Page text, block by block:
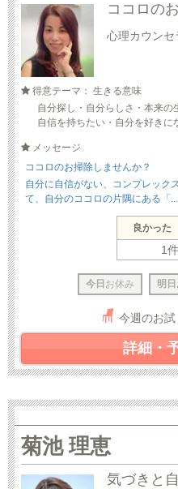
ココロの
心理カウンセ
得意テーマ： 生きる意味
自分探し・自分らしさ・本来の
自信を持ちたい・自分を好きに
メッセージ
ココロのお掃除しませんか？
自分に自信がない、コンプレック
て、自分のココロの片隅にある「...
良かった
1件
今日 お休み 明日
今週のお試
詳細・
菊池 理恵
気づきと